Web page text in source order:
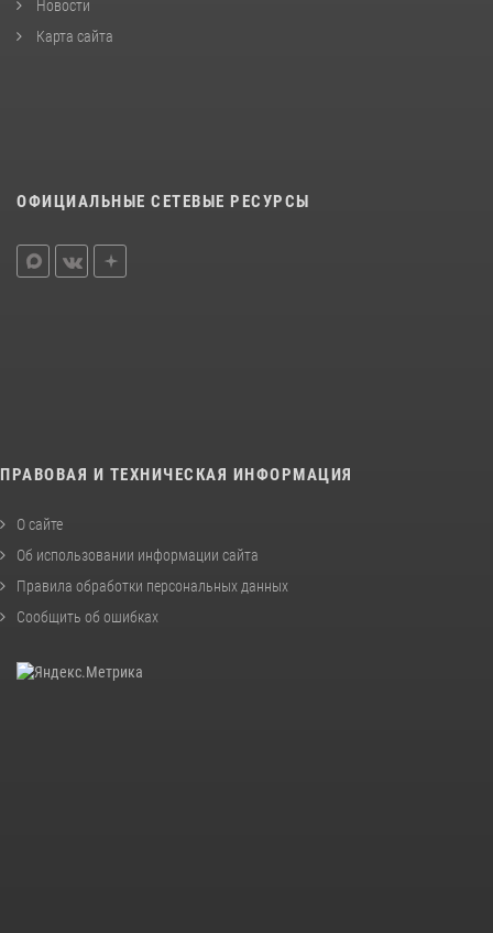
Новости
Карта сайта
ОФИЦИАЛЬНЫЕ СЕТЕВЫЕ РЕСУРСЫ
ПРАВОВАЯ И ТЕХНИЧЕСКАЯ ИНФОРМАЦИЯ
О сайте
Об использовании информации сайта
Правила обработки персональных данных
Сообщить об ошибках